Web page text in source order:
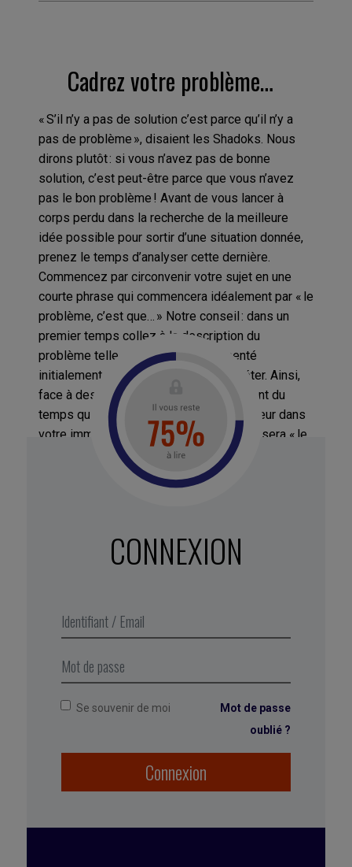
Cadrez votre problème…
« S’il n’y a pas de solution c’est parce qu’il n’y a
pas de problème », disaient les Shadoks. Nous
dirons plutôt : si vous n’avez pas de bonne
solution, c’est peut-être parce que vous n’avez
pas le bon problème ! Avant de vous lancer à
corps perdu dans la recherche de la meilleure
idée possible pour sortir d’une situation donnée,
prenez le temps d’analyser cette dernière.
Commencez par circonvenir votre sujet en une
courte phrase qui commencera idéalement par « le
problème, c’est que… » Notre conseil : dans un
premier temps collez à la description du
problème telle qu’il vous a été présenté
initialement, sans essayer de l’interpréter. Ainsi,
face à des collaborateurs qui se plaignent du
temps qu’ils perdent à attendre l’ascenseur dans
votre immeuble, la meilleure formulation sera « le
problème, c’est que les gens se plaignent de
l’attente de l’ascenseur » et pas « le problème,
c’est que notre ascenseur est trop lent ». En effet,
différent de la première. Face à un ascenseur lent,
miroir à côté de l’ascenseur, histoire de détourner
captive vraiment ?)
CONNEXION
Se souvenir de moi
Mot de passe
oublié ?
Connexion